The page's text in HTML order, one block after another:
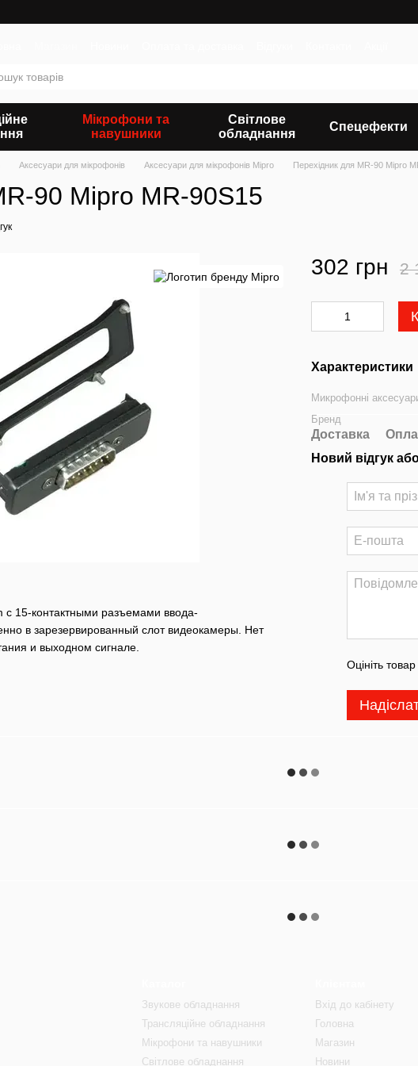
Мікрофони та
навушники
Світлове
обладнання
Спецефекти
Аксесуари для мікрофонів Аксесуари для мікрофонів Mipro Перехідник для MR-90 Mipro
90 Mipro MR-90S15
15-контактными разъемами ввода-
в зарезервированный слот видеокамеры. Нет
и выходном сигнале.
302 грн 2
Характеристики
Микрофонні
Бренд
Доставка
Новий відгук
Оцініть товар
Звукове обладнання
Трансляційне обладнання
Мікрофони та навушники
Світлове обладнання
Вхід до кабінету
Головна
Магазин
Новини